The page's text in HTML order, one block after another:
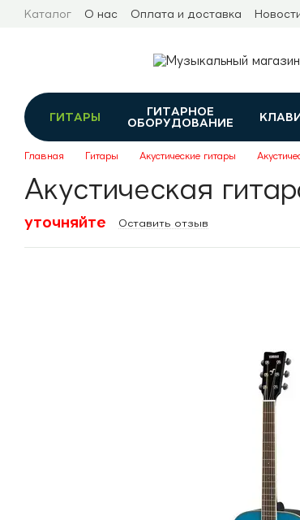
Перейти к основному контенту
Каталог О нас Оплата и доставка
ГИТАРЫ
ГИТАРНОЕ
ОБОРУДОВАНИЕ
Главная Гитары Акустические гитары
Акустическая
уточняйте Оставить отзыв